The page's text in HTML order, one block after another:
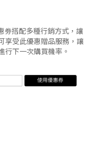
劵搭配多種行銷方式，讓
享受此優惠贈品服務，讓
行下一次購買機率。